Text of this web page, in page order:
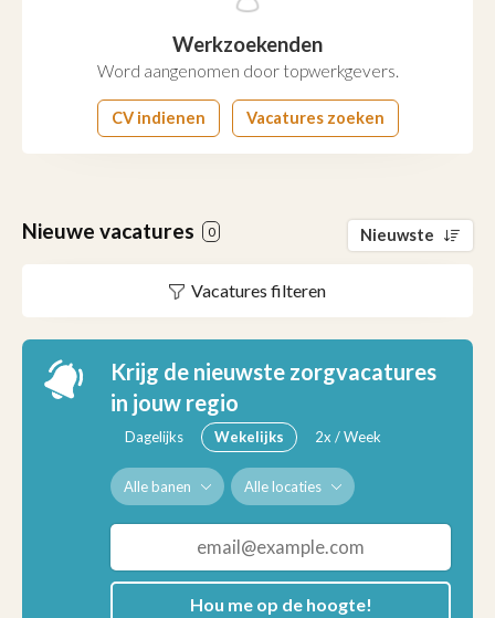
Werkzoekenden
Word aangenomen door topwerkgevers.
CV indienen Vacatures zoeken
Nieuwe vacatures 0 Nieuwste
Vacatures filteren
Krijg de nieuwste zorgvacatures
in jouw regio
Dagelijks Wekelijks 2x / Week
Alle banen Alle locaties
Hou me op de hoogte!